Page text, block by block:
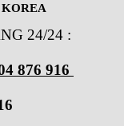
24/24 :
876 916